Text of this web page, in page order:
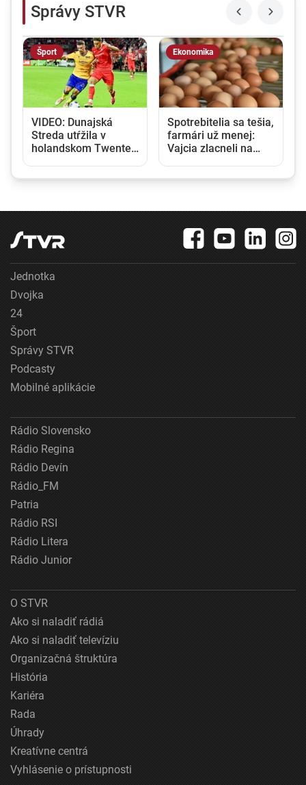
Správy STVR
Šport
VIDEO: Dunajská
Streda utŕžila v
holandskom Twente
Ekonomika
Spotrebitelia sa tešia,
farmári už menej:
Vajcia zlacneli na
Jednotka
Dvojka
24
Šport
Správy STVR
Podcasty
Mobilné aplikácie
Rádio Slovensko
Rádio Regina
Rádio Devín
Rádio_FM
Patria
Rádio RSI
Rádio Litera
Rádio Junior
O STVR
Ako si naladiť rádiá
Ako si naladiť televíziu
Organizačná štruktúra
História
Kariéra
Rada
Úhrady
Kreatívne centrá
Vyhlásenie o prístupnosti